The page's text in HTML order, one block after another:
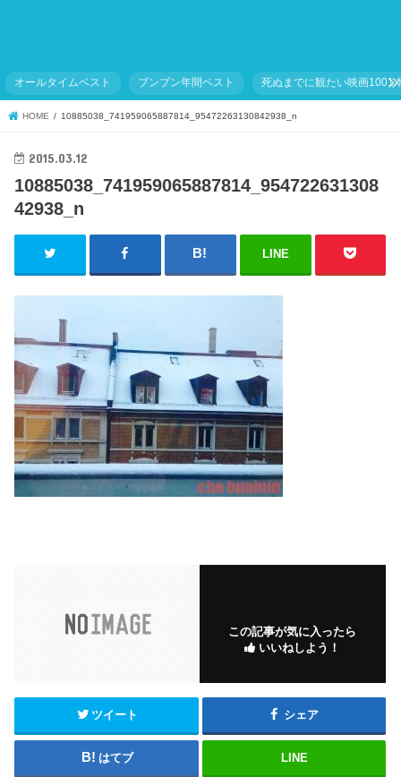
オールタイムベスト ブンブン年間ベスト 死ぬまでに観たい映画1001
HOME 10885038_741959065887814_95472263130842938_n
2015.03.12
10885038_741959065887814_954722631308
42938_n
LINE
この記事が気に入ったら
いいねしよう！
ツイート シェア
はてブ LINE